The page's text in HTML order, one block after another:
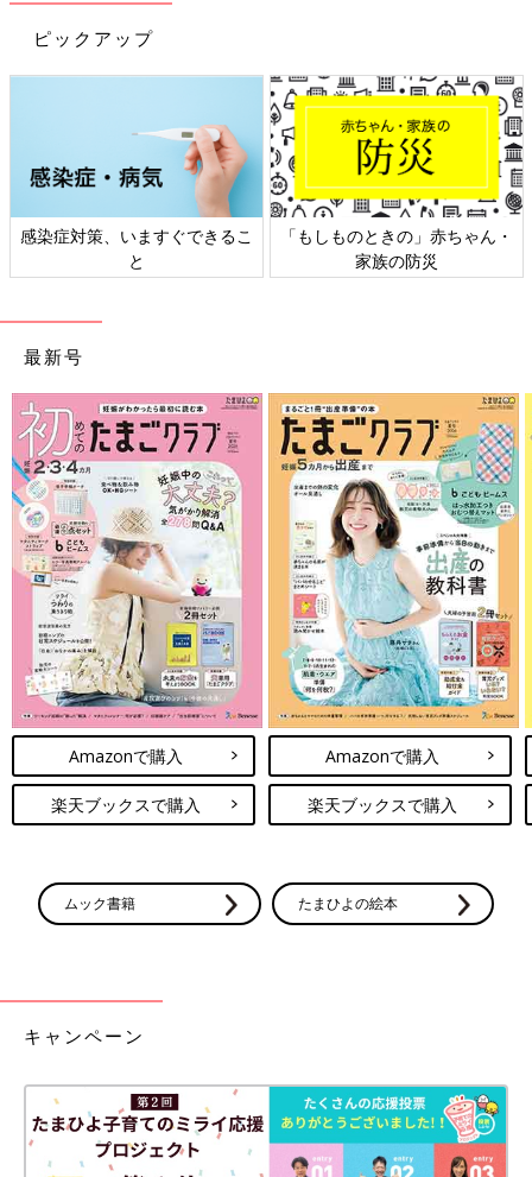
ピックアップ
日本外来小児科学会リーフレッ
ト検討会
六星占術 細木かおりさんの人生
相談
最新号
Amazonで購入
楽天ブックスで購入
Amazonで購入
楽天ブックスで購入
ムック書籍 たまひよの絵本
キャンペーン